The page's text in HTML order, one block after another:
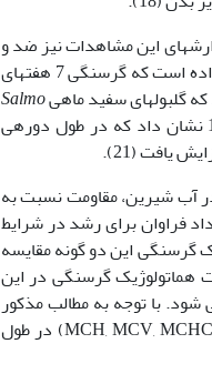
این مشاهدات نیز ضد و
، توسط Murachi در سال 1959 نشان داده است که گرسنگی 7 هفته­ای
Salmo
در طی گرسنگی بطور مداوم کاهش داشتند (15). از طرف دیگر Smirnova در سال 1965 نشان داد که در طول دوره­ی
یافت (21).
آب شیرین، مقاومت نسبت به
فراوان برای رشد در شرایط
گرسنگی این دو گونه مقایسه
هماتولوژیک گرسنگی در این
با توجه به مطالب مذکور
هدف این مطالعه مقایسه مقادیر فاکتورهای خونی شامل RBC, WBC, Ht, Hb و شاخص­های گلبولی (MCH, MCV, MCHC) در طول